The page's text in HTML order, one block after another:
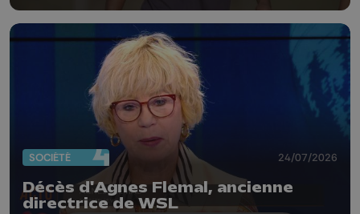
SOCIÉTÉ 24/07/2026
Décès d'Agnes Flemal, ancienne
directrice de WSL